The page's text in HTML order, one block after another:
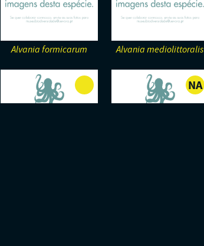
Alvania formicarum Alvania mediolittoralis
NA
-